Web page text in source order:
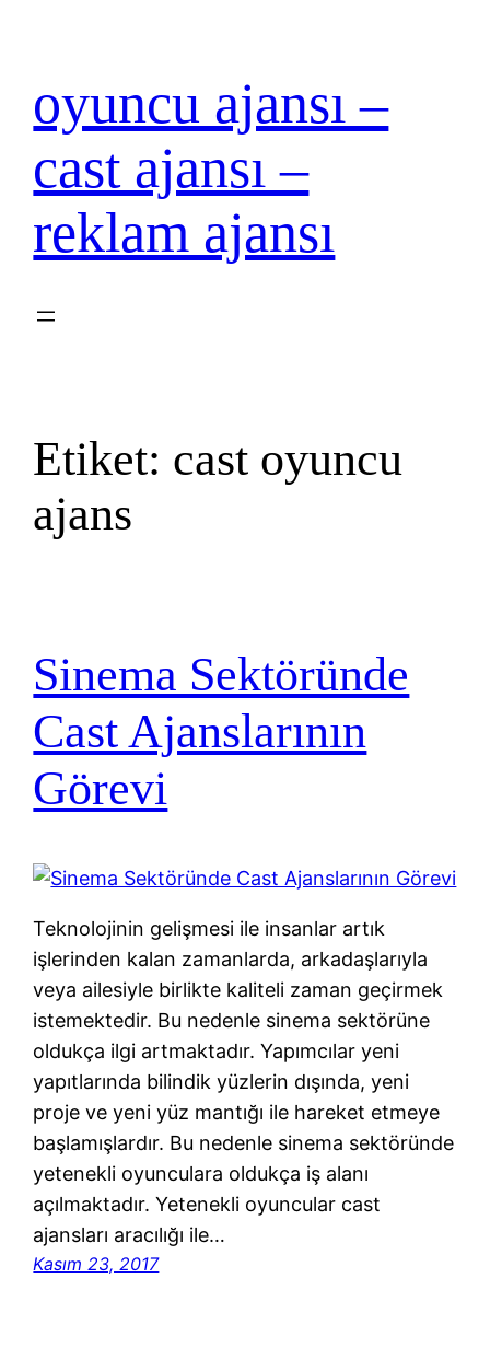
oyuncu ajansı –
cast ajansı –
reklam ajansı
Etiket: cast oyuncu
ajans
Sinema Sektöründe
Cast Ajanslarının
Görevi
Teknolojinin gelişmesi ile insanlar artık
işlerinden kalan zamanlarda, arkadaşlarıyla
veya ailesiyle birlikte kaliteli zaman geçirmek
istemektedir. Bu nedenle sinema sektörüne
oldukça ilgi artmaktadır. Yapımcılar yeni
yapıtlarında bilindik yüzlerin dışında, yeni
proje ve yeni yüz mantığı ile hareket etmeye
başlamışlardır. Bu nedenle sinema sektöründe
yetenekli oyunculara oldukça iş alanı
açılmaktadır. Yetenekli oyuncular cast
ajansları aracılığı ile…
Kasım 23, 2017